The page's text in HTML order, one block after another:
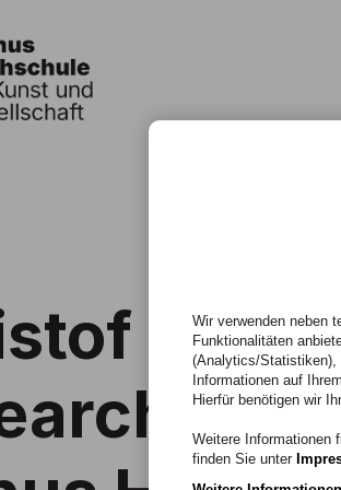
Wir verwenden neben
Funktionalitäten
(Analytics/Statistiken),
Informationen auf
Hierfür benötigen wir
Weitere Informationen
finden Sie unter